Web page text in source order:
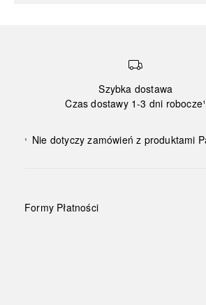
Szybka dostawa
Czas dostawy 1-3 dni robocze¹
¹ Nie dotyczy zamówień z produktami
Formy Płatności